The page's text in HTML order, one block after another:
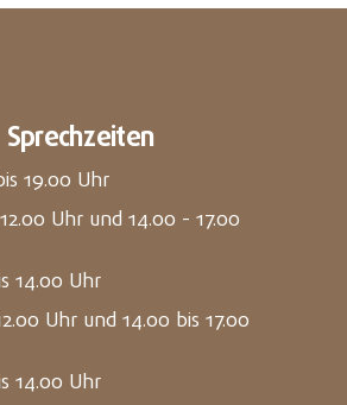
Sprechzeiten
19.00 Uhr
Uhr und 14.00 - 17.00
14.00 Uhr
Uhr und 14.00 bis 17.00
14.00 Uhr